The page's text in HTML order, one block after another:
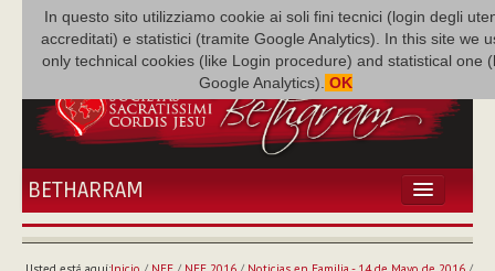
In questo sito utilizziamo cookie ai soli fini tecnici (login degli
accreditati) e statistici (tramite Google Analytics). In this site we
only technical cookies (like Login procedure) and statistical one
Google Analytics). OK
BETHARRAM
INICIO